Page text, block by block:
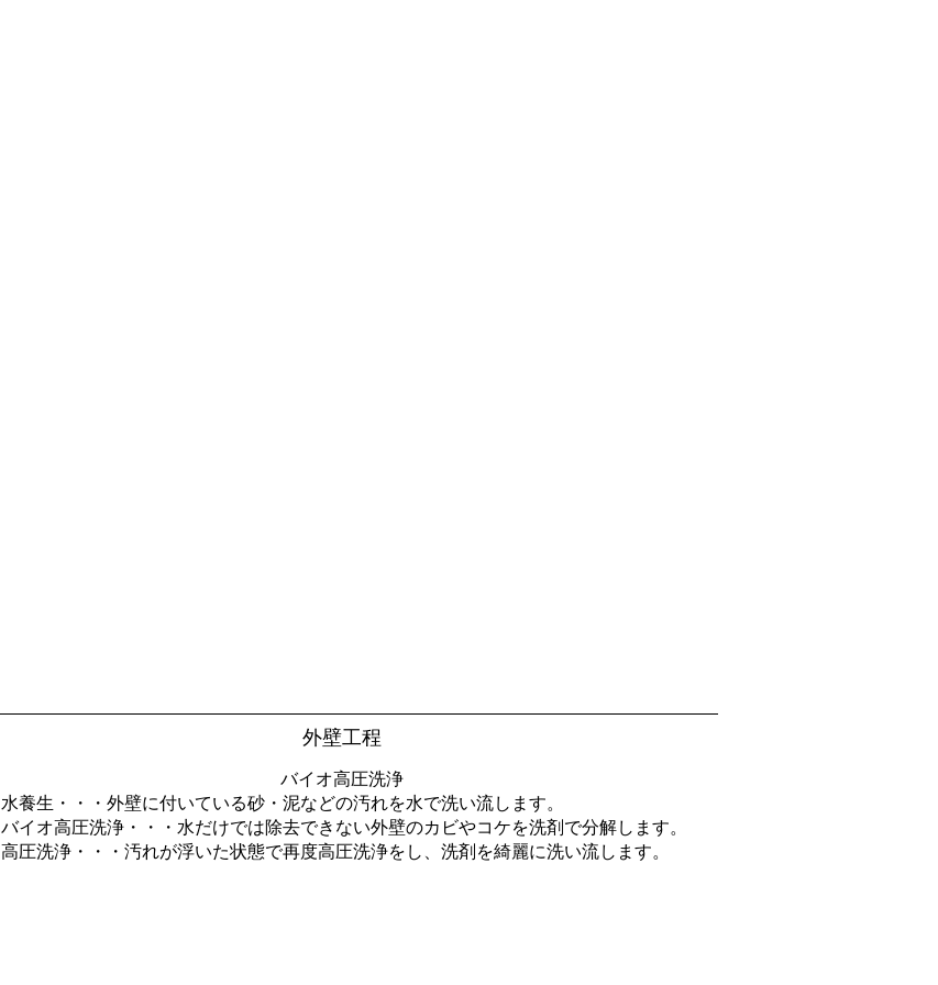
外壁工程
バイオ高圧洗浄
水養生・・・外壁に付いている砂・泥などの汚れを水で洗い流します。
バイオ高圧洗浄・・・水だけでは除去できない外壁のカビやコケを洗剤で分解します。
高圧洗浄・・・汚れが浮いた状態で再度高圧洗浄をし、洗剤を綺麗に洗い流します。